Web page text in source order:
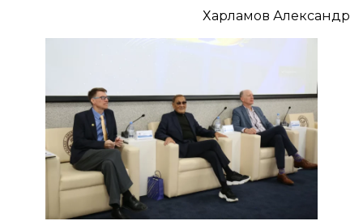
Харламов Александр